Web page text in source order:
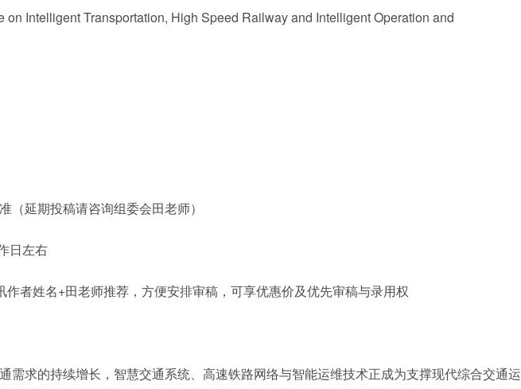
on Intelligent Transportation, High Speed Railway and Intelligent Operation and
（延期投稿请咨询组委会田老师）
日左右
者姓名+田老师推荐，方便安排审稿，可享优惠价及优先审稿与录用权
需求的持续增长，智慧交通系统、高速铁路网络与智能运维技术正成为支撑现代综合交通运